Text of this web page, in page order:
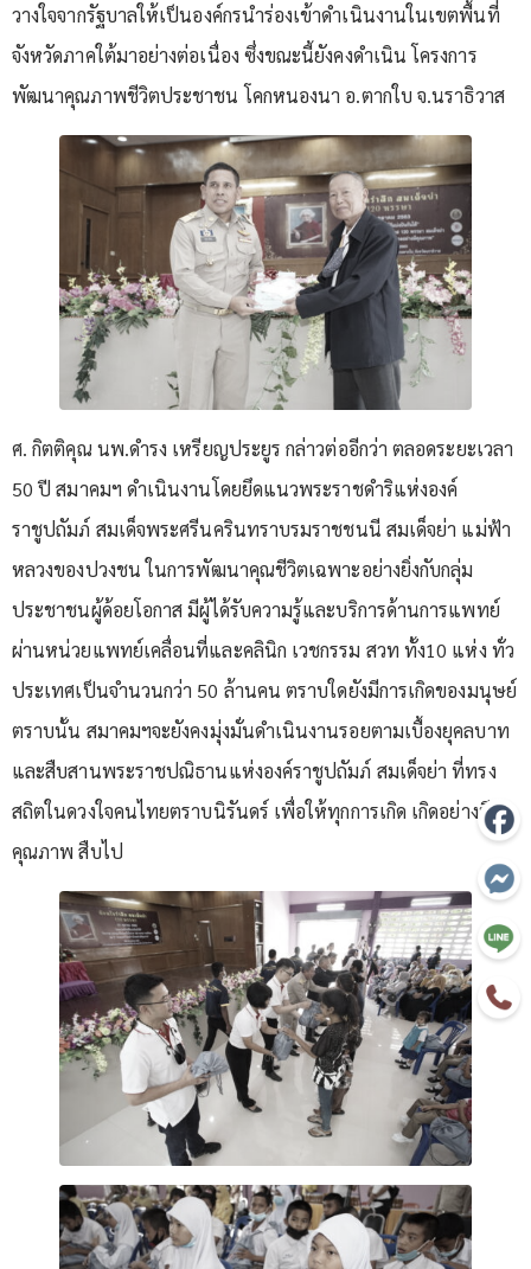
วางใจจากรัฐบาลให้เป็นองค์กรนำร่องเข้าดำเนินงานในเขตพื้นที่
จังหวัดภาคใต้มาอย่างต่อเนื่อง ซึ่งขณะนี้ยังคงดำเนิน โครงการ
พัฒนาคุณภาพชีวิตประชาชน โคกหนองนา อ.ตากใบ จ.นราธิวาส
ศ. กิตติคุณ นพ.ดำรง เหรียญประยูร กล่าวต่ออีกว่า ตลอดระยะเวลา
50 ปี สมาคมฯ ดำเนินงานโดยยึดแนวพระราชดำริแห่งองค์
ราชูปถัมภ์ สมเด็จพระศรีนครินทราบรมราชชนนี สมเด็จย่า แม่ฟ้า
หลวงของปวงชน ในการพัฒนาคุณชีวิตเฉพาะอย่างยิ่งกับกลุ่ม
ประชาชนผู้ด้อยโอกาส มีผู้ได้รับความรู้และบริการด้านการแพทย์
ผ่านหน่วยแพทย์เคลื่อนที่และคลินิก เวชกรรม สวท ทั้ง10 แห่ง ทั่ว
ประเทศเป็นจำนวนกว่า 50 ล้านคน ตราบใดยังมีการเกิดของมนุษย์
ตราบนั้น สมาคมฯจะยังคงมุ่งมั่นดำเนินงานรอยตามเบื้องยุคลบาท
และสืบสานพระราชปณิธานแห่งองค์ราชูปถัมภ์ สมเด็จย่า ที่ทรง
สถิตในดวงใจคนไทยตราบนิรันดร์ เพื่อให้ทุกการเกิด เกิดอย่างมี
คุณภาพ สืบไป